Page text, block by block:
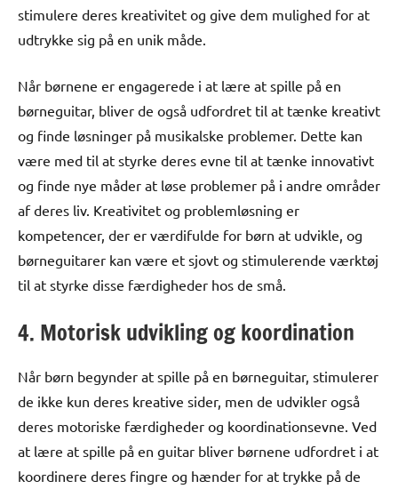
stimulere deres kreativitet og give dem mulighed for at
udtrykke sig på en unik måde.
Når børnene er engagerede i at lære at spille på en
børneguitar, bliver de også udfordret til at tænke kreativt
og finde løsninger på musikalske problemer. Dette kan
være med til at styrke deres evne til at tænke innovativt
og finde nye måder at løse problemer på i andre områder
af deres liv. Kreativitet og problemløsning er
kompetencer, der er værdifulde for børn at udvikle, og
børneguitarer kan være et sjovt og stimulerende værktøj
til at styrke disse færdigheder hos de små.
4. Motorisk udvikling og koordination
Når børn begynder at spille på en børneguitar, stimulerer
de ikke kun deres kreative sider, men de udvikler også
deres motoriske færdigheder og koordinationsevne. Ved
at lære at spille på en guitar bliver børnene udfordret i at
koordinere deres fingre og hænder for at trykke på de